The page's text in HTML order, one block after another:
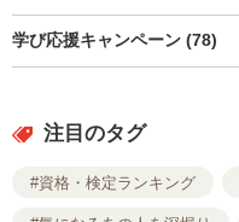
学び応援キャンペーン (78)
注目のタグ
#資格・検定ランキング